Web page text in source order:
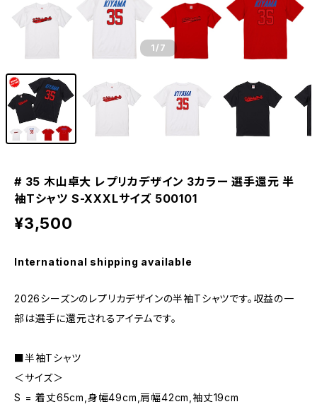
1 /7
# 35 木山卓大 レプリカデザイン 3カラー 選手還元 半
袖Tシャツ S-XXXLサイズ 500101
¥3,500
International shipping available
2026シーズンのレプリカデザインの半袖Tシャツです。収益の一
部は選手に還元されるアイテムです。
■半袖Tシャツ
＜サイズ＞
S = 着丈65cm,身幅49cm,肩幅42cm,袖丈19cm